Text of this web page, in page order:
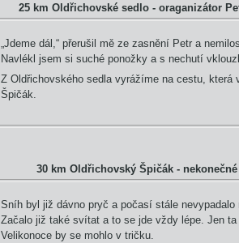
25 km Oldřichovské sedlo - oraganizátor
„Jdeme dál,“ přerušil mě ze zasnění Petr a
Navlékl jsem si suché ponožky a s nechutí
Z Oldřichovského sedla vyrážíme na cestu,
Špičák.
30 km Oldřichovský Špičák -
Sníh byl již dávno pryč a počasí stále
Začalo již také svítat a to se jde vždy lépe. Jen
Velikonoce by se mohlo v tričku.